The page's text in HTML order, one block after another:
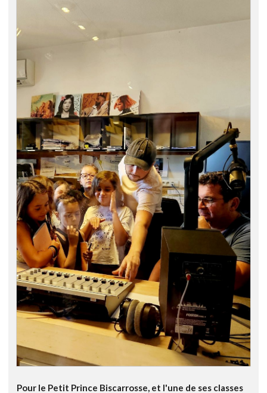
Pour le Petit Prince Biscarrosse, et l'une de ses classes